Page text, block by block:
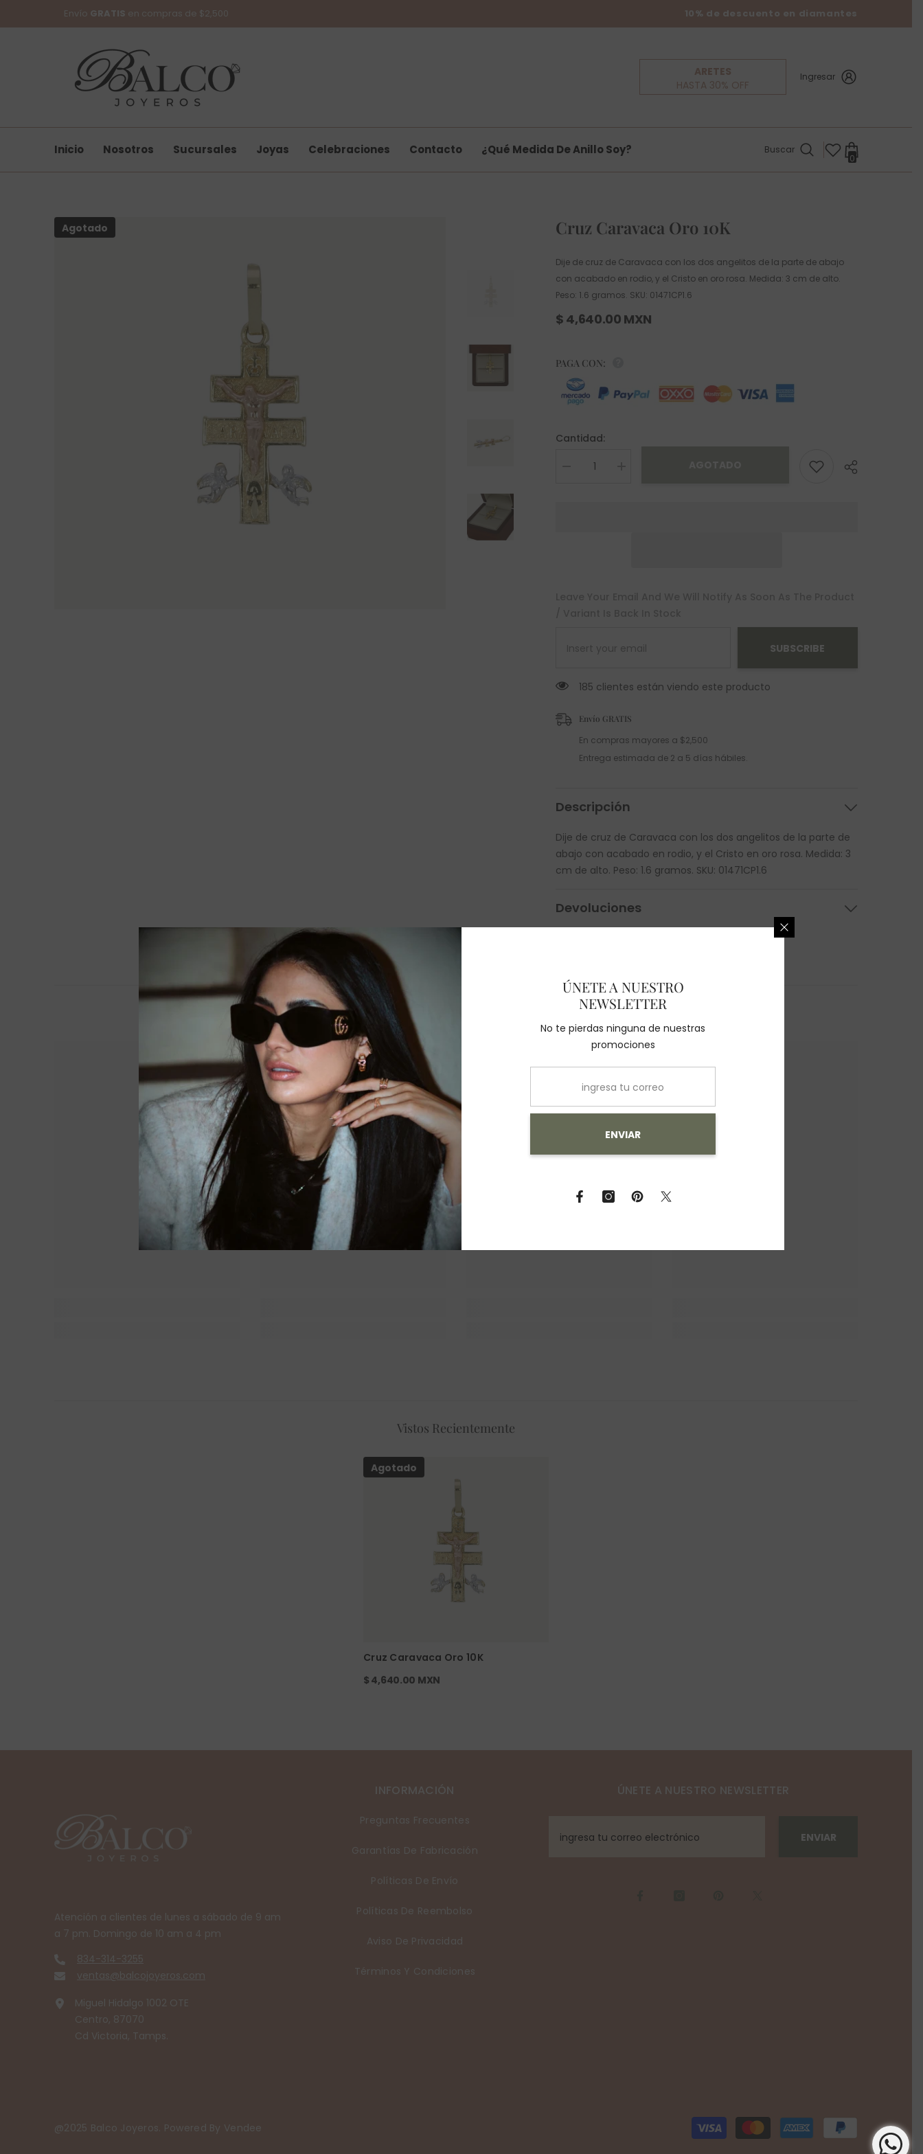
SKIP TO CONTENT
Envío GRATIS en compras de $2,500 10% de descuento en diamantes
ARETES
HASTA 30% OFF
Ingresar
Inicio Nosotros Sucursales Joyas Celebraciones Contacto ¿Qué Medida De Anillo Soy? Buscar
00
items
Agotado Cruz Caravaca Oro 10K
Dije de cruz de Caravaca con los dos angelitos de la parte de abajo
con acabado en rodio, y el Cristo en oro rosa. Medida: 3 cm de alto.
Peso: 1.6 gramos. SKU: 01471CP1.6
$ 4,640.00 MXN
PAGA CON:
Cantidad:
Decrease
Compartir
SUBSCRIBE
185 clientes están viendo este producto
Envío GRATIS
En compras mayores a $2,500
Entrega estimada de 2 a 5 días hábiles.
Descripción
Dije de cruz de Caravaca con los dos angelitos de la parte de
abajo con acabado en rodio, y el Cristo en oro rosa. Medida: 3
cm de alto. Peso: 1.6 gramos. SKU: 01471CP1.6
Devoluciones
También Te Recomendamos
Vistos Recientemente
Agotado
Cruz Caravaca Oro 10K
$ 4,640.00 MXN
Atención a clientes de lunes a sábado de 9 am
a 7 pm. Domingo de 10 am a 4 pm
834-314-3255
ventas@balcojoyeros.com
Miguel Hidalgo 1002 OTE
Centro, 87070
Cd Victoria, Tamps.
INFORMACIÓN
Preguntas Frecuentes
Garantías De Fabricación
Políticas De Envío
Políticas De Reembolso
Aviso De Privacidad
Términos Y Condiciones
ÚNETE A NUESTRO NEWSLETTER
ENVIAR
@2025 Balco Joyeros. Powered By Vendee
Payment
methods
ÚNETE A NUESTRO
NEWSLETTER
No te pierdas ninguna de nuestras
promociones
ENVIAR